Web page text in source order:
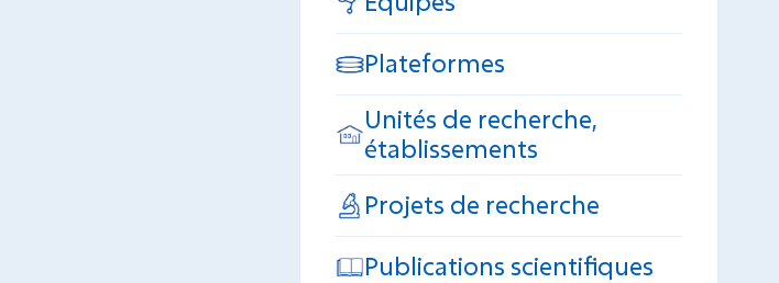
Plateformes
Unités de recherche,
établissements
Projets de recherche
Publications scientifiques